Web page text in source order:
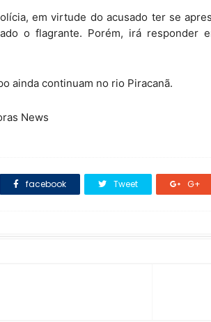
em virtude do acusado ter se
o flagrante. Porém, irá responder
ainda continuam no rio Piracanã.
News
facebook Tweet G+